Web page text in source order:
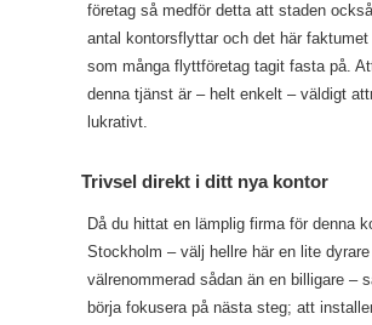
företag så medför detta att staden
antal kontorsflyttar och det här faktumet
som många flyttföretag tagit fasta på.
denna tjänst är – helt enkelt – väldigt
lukrativt.
Trivsel direkt i ditt nya kontor
Då du hittat en lämplig firma för denna
Stockholm – välj hellre här en lite
välrenommerad sådan än en billigare –
börja fokusera på nästa steg; att